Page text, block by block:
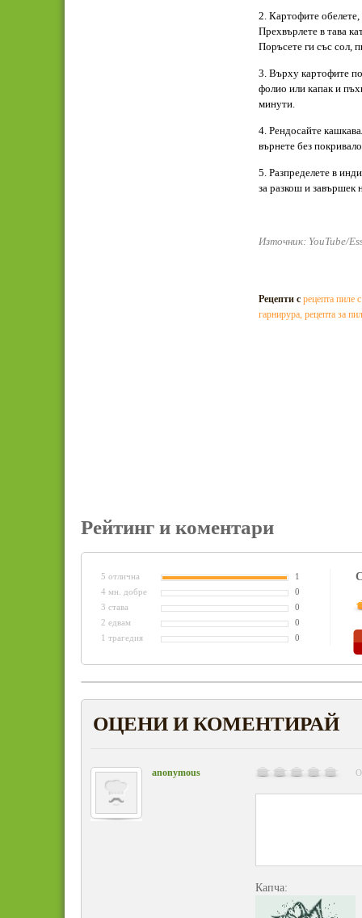
2. Картофите
Прехвърлете в тава
Поръсете ги със сол,
3. Върху картофите
фолио или капак и
минути.
4. Рендосайте
върнете без
5. Разпределете в
за разкош и завършек
Източник: YouTube/
Рецепти с рецепта пиле
гарнирура, рецепта за
Рейтинг и коментари
5 отлична
1
4 мн. добре
0
3 става
0
2 едвам
0
1 трагедия
0
ОЦЕНИ И КОМЕНТИРАЙ
anonymous
Капча: